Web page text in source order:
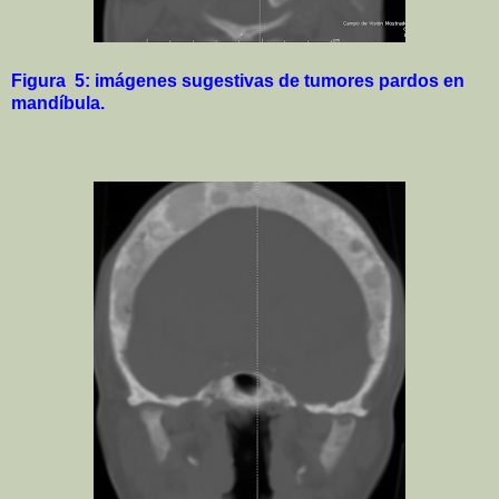
Figura 5: imágenes sugestivas de tumores pardos en
mandíbula.